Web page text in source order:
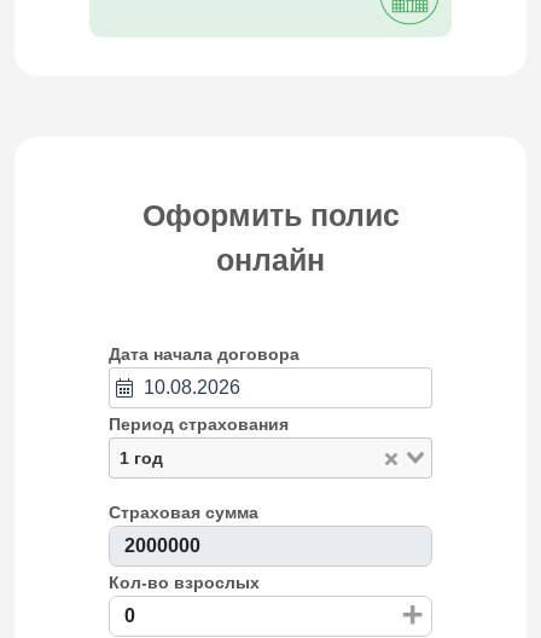
Оформить полис
онлайн
Дата начала договора
Период страхования
1 год
Страховая сумма
Кол-во взрослых
+